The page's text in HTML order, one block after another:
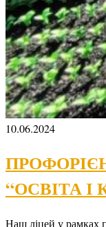
10.06.2024
“ОСВІТА І
Наш ліцей у рамках